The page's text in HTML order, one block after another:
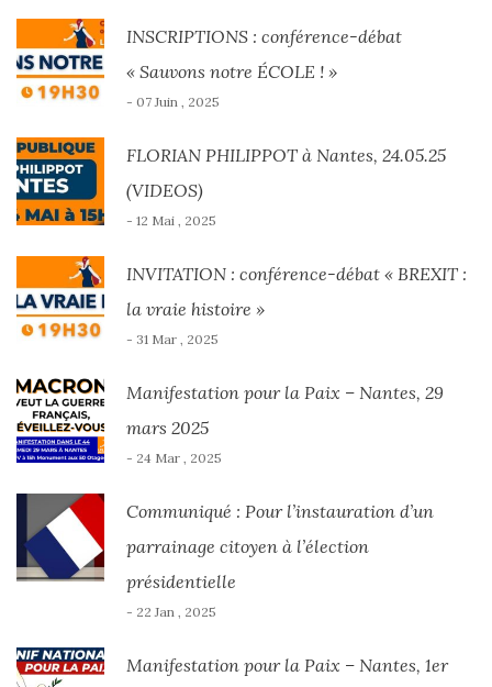
INSCRIPTIONS : conférence-débat
« Sauvons notre ÉCOLE ! »
- 07 Juin , 2025
FLORIAN PHILIPPOT à Nantes, 24.05.25
(VIDEOS)
- 12 Mai , 2025
INVITATION : conférence-débat « BREXIT :
la vraie histoire »
- 31 Mar , 2025
Manifestation pour la Paix – Nantes, 29
mars 2025
- 24 Mar , 2025
Communiqué : Pour l’instauration d’un
parrainage citoyen à l’élection
présidentielle
- 22 Jan , 2025
Manifestation pour la Paix – Nantes, 1er